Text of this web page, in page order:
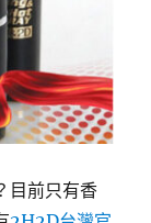
目前只有香